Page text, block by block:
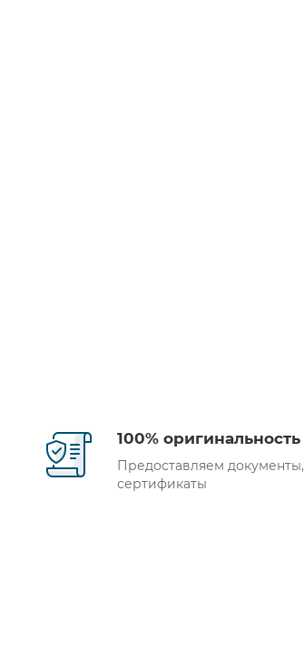
100% оригинальность
Предоставляем
сертификаты